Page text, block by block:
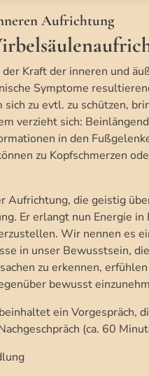
Aufrichtung
Kraft der inneren und
Symptome
sich zu evtl. zu schützen,
verzieht sich:
in den
zu Kopfschmerzen
Aufrichtung, die geistig
Er erlangt nun Energie
Wir nennen es
in unser Bewusstsein,
zu erkennen,
bewusst
ein Vorgespräch,
(ca. 60